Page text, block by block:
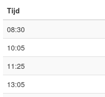
Tijd
08:30
10:05
11:25
13:05